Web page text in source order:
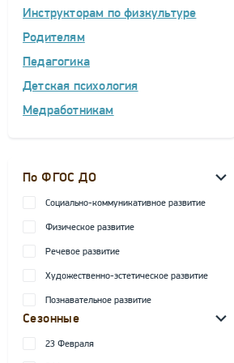
Инструкторам по физкультуре
Родителям
Педагогика
Детская психология
Медработникам
По ФГОС ДО
Социально-коммуникативное развитие
Физическое развитие
Речевое развитие
Художественно-эстетическое развитие
Познавательное развитие
Сезонные
23 Февраля